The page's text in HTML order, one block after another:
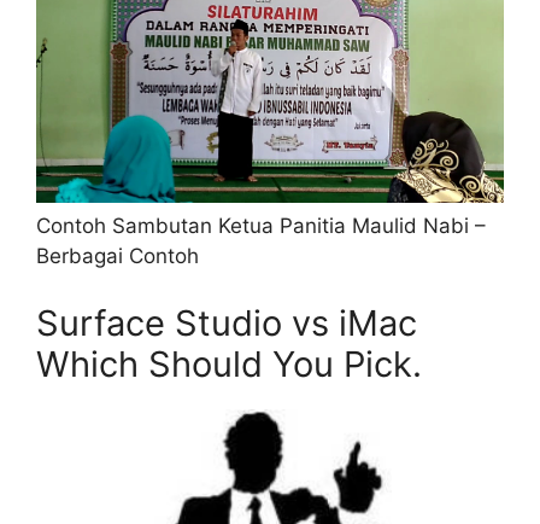
Contoh Sambutan Ketua Panitia Maulid Nabi –
Berbagai Contoh
Surface Studio vs iMac
Which Should You Pick.